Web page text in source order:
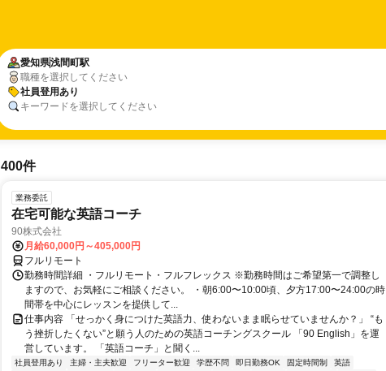
愛知県浅間町駅
職種を選択してください
社員登用あり
キーワードを選択してください
400件
業務委託
在宅可能な英語コーチ
90株式会社
月給60,000円～405,000円
フルリモート
勤務時間詳細 ・フルリモート・フルフレックス ※勤務時間はご希望第一で調整し
ますので、お気軽にご相談ください。 ・朝6:00〜10:00頃、夕方17:00〜24:00の時
間帯を中心にレッスンを提供して...
仕事内容 「せっかく身につけた英語力、使わないまま眠らせていませんか？」 “も
う挫折したくない”と願う人のための英語コーチングスクール 「90 English」を運
営しています。 「英語コーチ」と聞く...
社員登用あり 主婦・主夫歓迎 フリーター歓迎 学歴不問 即日勤務OK 固定時間制
英語